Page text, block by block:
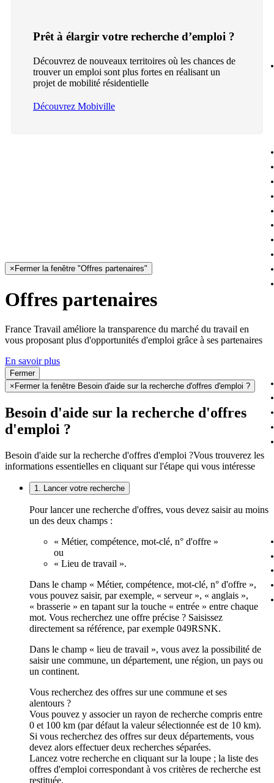
Prêt à élargir votre recherche d’emploi ?
Découvrez de nouveaux territoires où les chances de
trouver un emploi sont plus fortes en réalisant un
projet de mobilité résidentielle
Découvrez Mobiville
× Fermer la fenêtre "Offres partenaires"
Offres partenaires
France Travail améliore la transparence du marché du travail en
vous proposant plus d'opportunités d'emploi grâce à ses partenaires
En savoir plus
Fermer
× Fermer la fenêtre Besoin d'aide sur la recherche d'offres d'emploi ?
Besoin d'aide sur la recherche d'offres
d'emploi ?
Besoin d'aide sur la recherche d'offres d'emploi ?Vous trouverez les
informations essentielles en cliquant sur l'étape qui vous intéresse
1. Lancer votre recherche
Pour lancer une recherche d'offres, vous devez saisir au moins
un des deux champs :
« Métier, compétence, mot-clé, n° d'offre »
ou
« Lieu de travail ».
Dans le champ « Métier, compétence, mot-clé, n° d'offre »,
vous pouvez saisir, par exemple, « serveur », « anglais »,
« brasserie » en tapant sur la touche « entrée » entre chaque
mot. Vous recherchez une offre précise ? Saisissez
directement sa référence, par exemple 049RSNK.
Dans le champ « lieu de travail », vous avez la possibilité de
saisir une commune, un département, une région, un pays ou
un continent.
Vous recherchez des offres sur une commune et ses
alentours ?
Vous pouvez y associer un rayon de recherche compris entre
0 et 100 km (par défaut la valeur sélectionnée est de 10 km).
Si vous recherchez des offres sur deux départements, vous
devez alors effectuer deux recherches séparées.
Lancez votre recherche en cliquant sur la loupe ; la liste des
offres d'emploi correspondant à vos critères de recherche est
restituée.